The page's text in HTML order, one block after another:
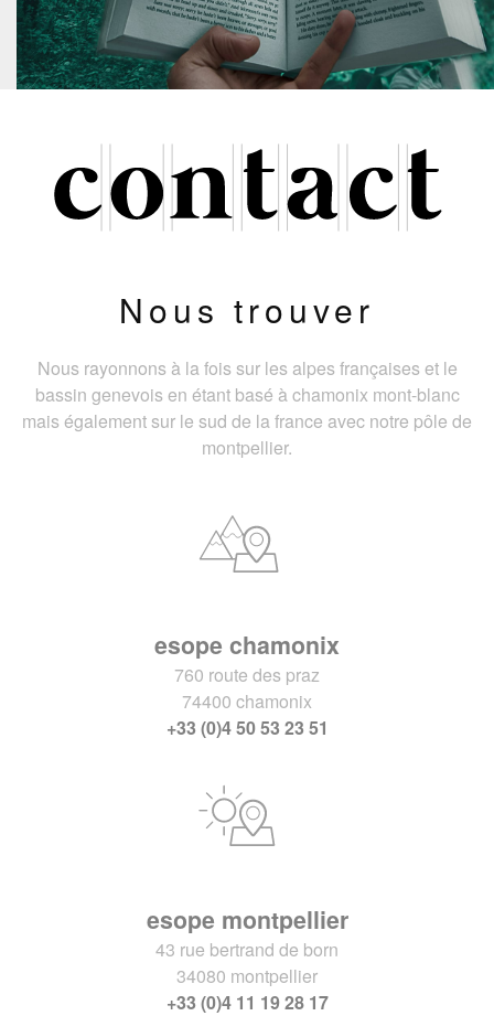
Nous trouver
Nous rayonnons à la fois sur les alpes françaises et le
bassin genevois en étant basé à chamonix mont-blanc
mais également sur le sud de la france avec notre pôle de
montpellier.
esope chamonix
760 route des praz
74400 chamonix
+33 (0)4 50 53 23 51
esope montpellier
43 rue bertrand de born
34080 montpellier
+33 (0)4 11 19 28 17